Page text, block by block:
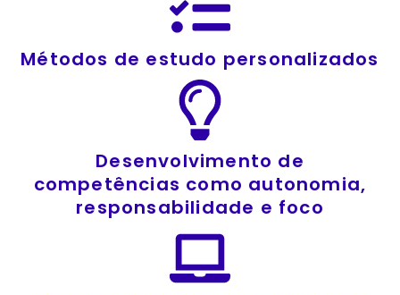
Métodos de estudo personalizados
Desenvolvimento de
competências como autonomia,
responsabilidade e foco